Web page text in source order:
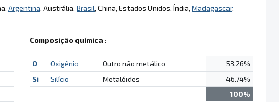
Argentina, Austrália, Brasil, China, Estados Unidos, Índia, Madagascar,
Composição química :
O Oxigênio Outro não metálico
53.26%
Si
Silício Metalóides
46.74%
100%